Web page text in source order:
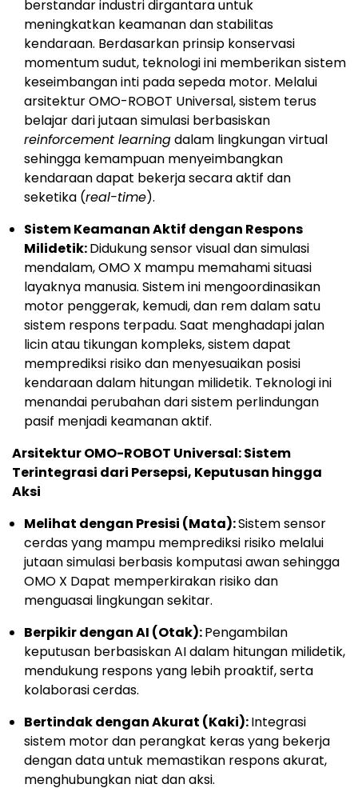
berstandar industri dirgantara untuk
meningkatkan keamanan dan stabilitas
kendaraan. Berdasarkan prinsip konservasi
momentum sudut, teknologi ini memberikan sistem
keseimbangan inti pada sepeda motor. Melalui
arsitektur OMO-ROBOT Universal, sistem terus
belajar dari jutaan simulasi berbasiskan
reinforcement learningdalam lingkungan virtual
sehingga kemampuan menyeimbangkan
kendaraan dapat bekerja secara aktif dan
seketika (real-time).
Sistem Keamanan Aktif dengan Respons
Milidetik:Didukung sensor visual dan simulasi
mendalam, OMO X mampu memahami situasi
layaknya manusia. Sistem ini mengoordinasikan
motor penggerak, kemudi, dan rem dalam satu
sistem respons terpadu. Saat menghadapi jalan
licin atau tikungan kompleks, sistem dapat
memprediksi risiko dan menyesuaikan posisi
kendaraan dalam hitungan milidetik. Teknologi ini
menandai perubahan dari sistem perlindungan
pasif menjadi keamanan aktif.
Arsitektur OMO-ROBOT Universal: Sistem
Terintegrasi dari Persepsi, Keputusan hingga
Aksi
Melihat dengan Presisi (Mata):Sistem sensor
cerdas yang mampu memprediksi risiko melalui
jutaan simulasi berbasis komputasi awan sehingga
OMO X Dapat memperkirakan risiko dan
menguasai lingkungan sekitar.
Berpikir dengan AI (Otak):Pengambilan
keputusan berbasiskan AI dalam hitungan milidetik,
mendukung respons yang lebih proaktif, serta
kolaborasi cerdas.
Bertindak dengan Akurat (Kaki):Integrasi
sistem motor dan perangkat keras yang bekerja
dengan data untuk memastikan respons akurat,
menghubungkan niat dan aksi.